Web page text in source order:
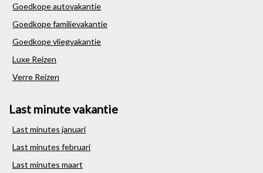
Goedkope autovakantie
Goedkope familievakantie
Goedkope vliegvakantie
Luxe Reizen
Verre Reizen
Last minute vakantie
Last minutes januari
Last minutes februari
Last minutes maart